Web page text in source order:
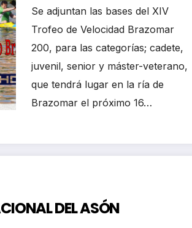
Se adjuntan las bases del XIV
Trofeo de Velocidad Brazomar
200, para las categorías; cadete,
juvenil, senior y máster-veterano,
que tendrá lugar en la ría de
Brazomar el próximo 16…
DEL ASÓN